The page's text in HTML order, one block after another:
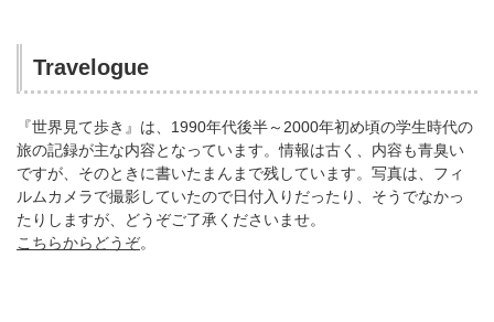
Travelogue
『世界見て歩き』は、1990年代後半～2000年初め頃の学生時代の
旅の記録が主な内容となっています。情報は古く、内容も青臭い
ですが、そのときに書いたまんまで残しています。写真は、フィ
ルムカメラで撮影していたので日付入りだったり、そうでなかっ
たりしますが、どうぞご了承くださいませ。
こちらからどうぞ。